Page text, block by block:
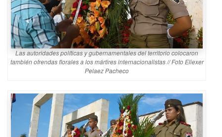
Las autoridades políticas y gubernamentales del territorio colocaron
también ofrendas florales a los mártires internacionalistas // Foto Eliexer
Pelaez Pacheco